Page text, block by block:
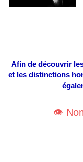
Afin de découvrir
et les distinctions
👁️